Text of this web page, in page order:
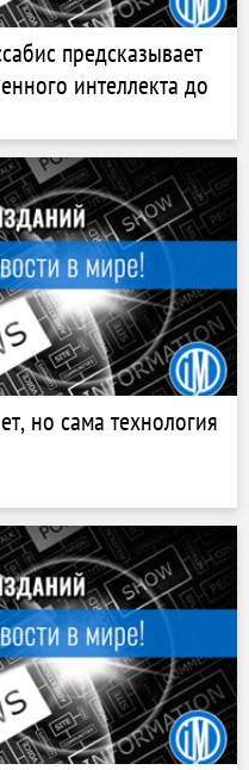
предсказывает
интеллекта до
но сама технология